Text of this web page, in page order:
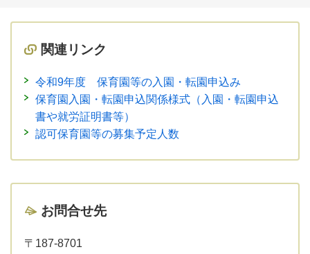
関連リンク
令和9年度 保育園等の入園・転園申込み
保育園入園・転園申込関係様式（入園・転園申込
書や就労証明書等）
認可保育園等の募集予定人数
お問合せ先
〒187-8701